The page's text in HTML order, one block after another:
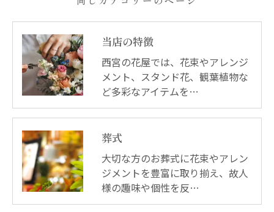
当店の特徴
西宮の花屋では、花束やアレンジ
メント、スタンド花、観葉植物な
ど多彩なアイテムを…
葬式
大切な方のお葬式に花束やアレン
ジメントを豊富に取り揃え、故人
様の趣味や個性を反…